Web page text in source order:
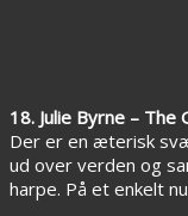
18. Julie Byrne – The
Der er en æterisk
ud over verden og
harpe. På et enkelt